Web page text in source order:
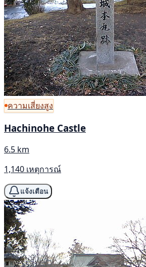
ความเสี่ยงสูง
Hachinohe Castle
6.5 km
1,140 เหตุการณ์
แจ้งเตือน